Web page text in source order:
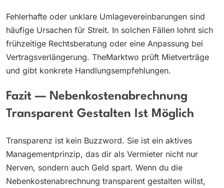
Fehlerhafte oder unklare Umlagevereinbarungen sind
häufige Ursachen für Streit. In solchen Fällen lohnt sich
frühzeitige Rechtsberatung oder eine Anpassung bei
Vertragsverlängerung. TheMarktwo prüft Mietverträge
und gibt konkrete Handlungsempfehlungen.
Fazit — Nebenkostenabrechnung
Transparent Gestalten Ist Möglich
Transparenz ist kein Buzzword. Sie ist ein aktives
Managementprinzip, das dir als Vermieter nicht nur
Nerven, sondern auch Geld spart. Wenn du die
Nebenkostenabrechnung transparent gestalten willst,